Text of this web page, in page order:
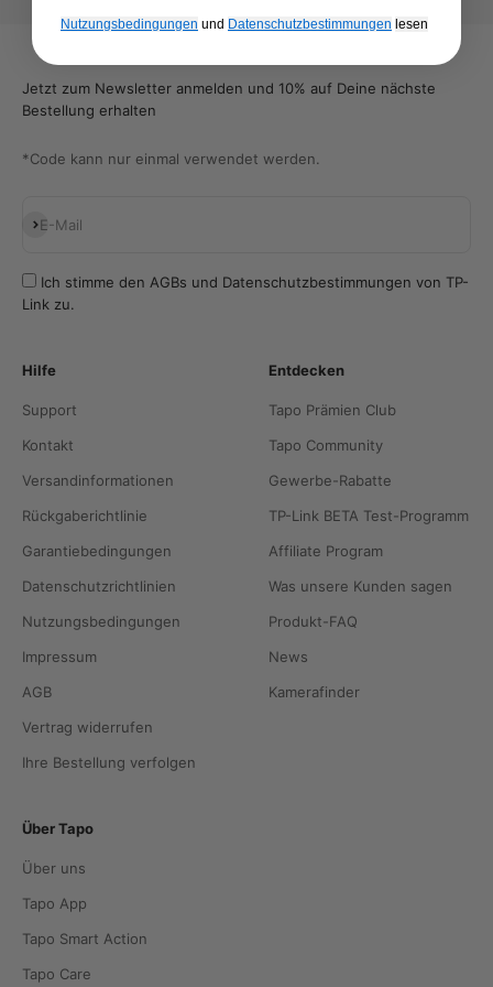
Jetzt zum Newsletter anmelden und 10% auf Deine nächste
Bestellung erhalten
*Code kann nur einmal verwendet werden.
E-Mail
Abonnieren
Ich stimme den AGBs und Datenschutzbestimmungen von TP-
Link zu.
Hilfe
Support
Kontakt
Versandinformationen
Rückgaberichtlinie
Garantiebedingungen
Datenschutzrichtlinien
Nutzungsbedingungen
Impressum
AGB
Vertrag widerrufen
Ihre Bestellung verfolgen
Entdecken
Tapo Prämien Club
Tapo Community
Gewerbe-Rabatte
TP-Link BETA Test-Programm
Affiliate Program
Was unsere Kunden sagen
Produkt-FAQ
News
Kamerafinder
Über Tapo
Über uns
Tapo App
Tapo Smart Action
Tapo Care
Nutzungsbedingungen und Datenschutzbestimmungen lesen